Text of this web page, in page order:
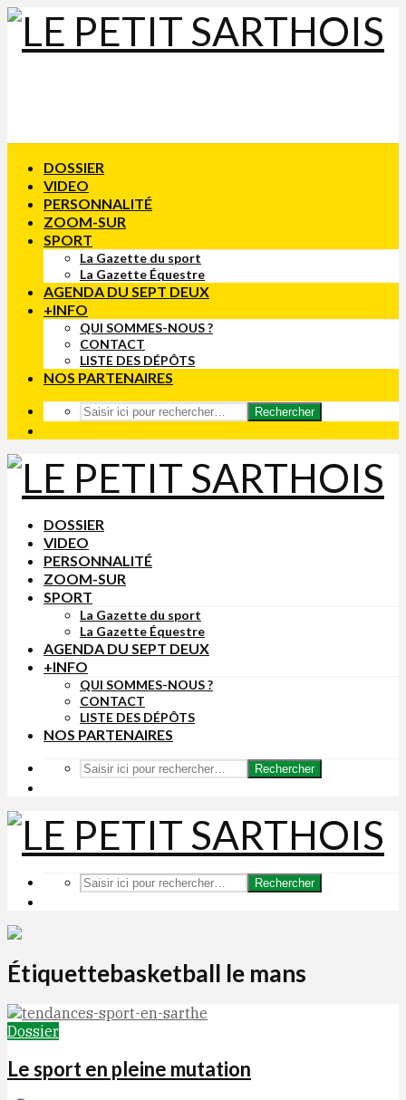
DOSSIER
VIDEO
PERSONNALITÉ
ZOOM-SUR
SPORT
La Gazette du sport
La Gazette Équestre
AGENDA DU SEPT DEUX
+INFO
QUI SOMMES-NOUS ?
CONTACT
LISTE DES DÉPÔTS
NOS PARTENAIRES
Rechercher
DOSSIER
VIDEO
PERSONNALITÉ
ZOOM-SUR
SPORT
La Gazette du sport
La Gazette Équestre
AGENDA DU SEPT DEUX
+INFO
QUI SOMMES-NOUS ?
CONTACT
LISTE DES DÉPÔTS
NOS PARTENAIRES
Rechercher
Rechercher
Étiquettebasketball le mans
Dossier
Le sport en pleine mutation